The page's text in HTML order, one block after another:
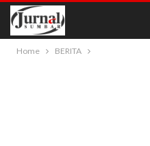
Home BERITA